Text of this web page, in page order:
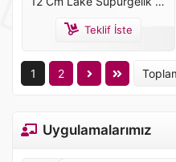
Teklif İste
1 2
Uygulamalarımız